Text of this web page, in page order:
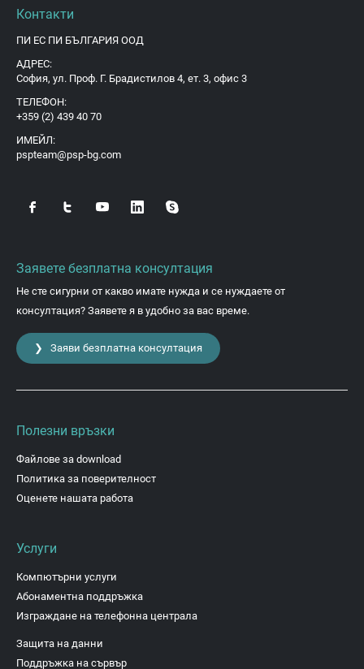
Контакти
ПИ ЕС ПИ БЪЛГАРИЯ ООД
АДРЕС:
София, ул. Проф. Г. Брадистилов 4, ет. 3, офис 3
ТЕЛЕФОН:
+359 (2) 439 40 70
ИМЕЙЛ:
pspteam@psp-bg.com
Заявете безплатна консултация
Не сте сигурни от какво имате нужда и се нуждаете от
консултация? Заявете я в удобно за вас време.
❯ Заяви безплатна консултация
Полезни връзки
Файлове за download
Политика за поверителност
Оценете нашата работа
Услуги
Компютърни услуги
Абонаментна поддръжка
Изграждане на телефонна централа
Защита на данни
Поддръжка на сървър